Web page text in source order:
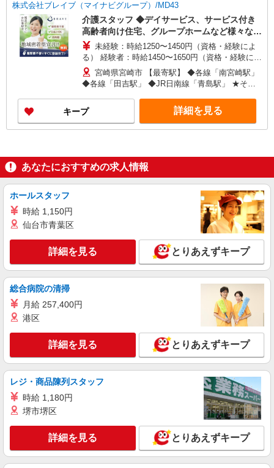
株式会社ブレイブ（マイナビグループ）/MD43
介護スタッフ ◆デイサービス、サービス付き
高齢者向け住宅、グループホームなど様々な勤
務先から選べます。
未経験：時給1250〜1450円（資格・経験によ
る） 経験者：時給1450〜1650円（資格・経験によ
る） ◎月収例 時給1650円×1日8時間×22日（週5
日）＝29万400円 ◆昇給あり ◆支払い方法 ※日払
い/週払い/月払い対応も可能です。詳しくは面談時
にご相談ください。 ◆交通費：別途全額支給 ※当
社規定あり
宮崎県宮崎市 【最寄駅】 ◆各線「南宮崎駅」
◆各線「田吉駅」 ◆JR日南線「青島駅」 ★その
キープ 詳細を見る
あなたにおすすめの求人情報
ホールスタッフ
時給 1,150円
仙台市青葉区
詳細を見る とりあえずキープ
総合病院の清掃
月給 257,400円
港区
詳細を見る とりあえずキープ
レジ・商品陳列スタッフ
時給 1,180円
堺市堺区
詳細を見る とりあえずキープ